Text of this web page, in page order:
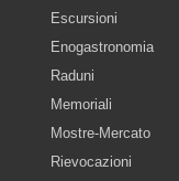
Escursioni
Enogastronomia
Raduni
Memoriali
Mostre-Mercato
Rievocazioni